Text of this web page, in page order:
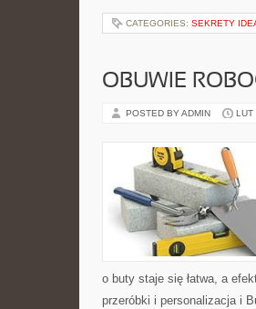
CATEGORIES: SEKRETY
OBUWIE
POSTED BY ADMIN LUT
o buty staje się łatwa, a
przeróbki i personalizacja i